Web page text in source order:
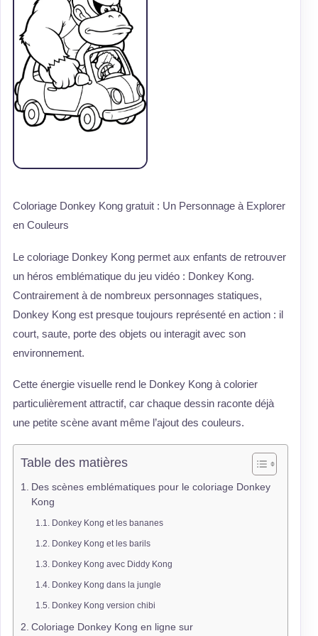
Coloriage Donkey Kong gratuit : Un Personnage à Explorer
en Couleurs
Le coloriage Donkey Kong permet aux enfants de retrouver
un héros emblématique du jeu vidéo : Donkey Kong.
Contrairement à de nombreux personnages statiques,
Donkey Kong est presque toujours représenté en action : il
court, saute, porte des objets ou interagit avec son
environnement.
Cette énergie visuelle rend le Donkey Kong à colorier
particulièrement attractif, car chaque dessin raconte déjà
une petite scène avant même l’ajout des couleurs.
Table des matières
Des scènes emblématiques pour le coloriage Donkey
Kong
Donkey Kong et les bananes
Donkey Kong et les barils
Donkey Kong avec Diddy Kong
Donkey Kong dans la jungle
Donkey Kong version chibi
Coloriage Donkey Kong en ligne sur